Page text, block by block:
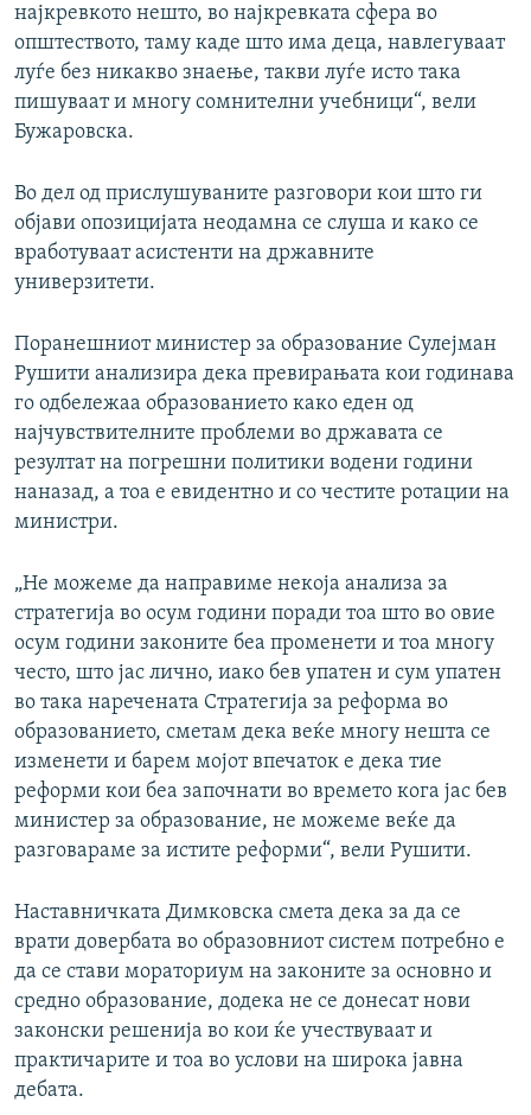
најкревкото нешто, во најкревката сфера во
општеството, таму каде што има деца, навлегуваат
луѓе без никакво знаење, такви луѓе исто така
пишуваат и многу сомнителни учебници“, вели
Бужаровска.
Во дел од прислушуваните разговори кои што ги
објави опозицијата неодамна се слуша и како се
вработуваат асистенти на државните
универзитети.
Поранешниот министер за образование Сулејман
Рушити анализира дека превирањата кои годинава
го одбележаа образованието како еден од
најчувствителните проблеми во државата се
резултат на погрешни политики водени години
наназад, а тоа е евидентно и со честите ротации на
министри.
„Не можеме да направиме некоја анализа за
стратегија во осум години поради тоа што во овие
осум години законите беа променети и тоа многу
често, што јас лично, иако бев упатен и сум упатен
во така наречената Стратегија за реформа во
образованието, сметам дека веќе многу нешта се
изменети и барем мојот впечаток е дека тие
реформи кои беа започнати во времето кога јас бев
министер за образование, не можеме веќе да
разговараме за истите реформи“, вели Рушити.
Наставничката Димковска смета дека за да се
врати довербата во образовниот систем потребно е
да се стави мораториум на законите за основно и
средно образование, додека не се донесат нови
законски решенија во кои ќе учествуваат и
практичарите и тоа во услови на широка јавна
дебата.